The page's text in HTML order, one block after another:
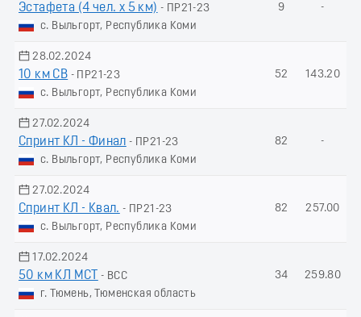
Эстафета (4 чел. х 5 км) - ПР21-23
с. Выльгорт, Республика Коми
9 -
28.02.2024
10 км СВ - ПР21-23
с. Выльгорт, Республика Коми
52 143.20
27.02.2024
Спринт КЛ - Финал - ПР21-23
с. Выльгорт, Республика Коми
82 -
27.02.2024
Спринт КЛ - Квал. - ПР21-23
с. Выльгорт, Республика Коми
82 257.00
17.02.2024
50 км КЛ МСТ
- ВСС
г. Тюмень, Тюменская область
34 259.80